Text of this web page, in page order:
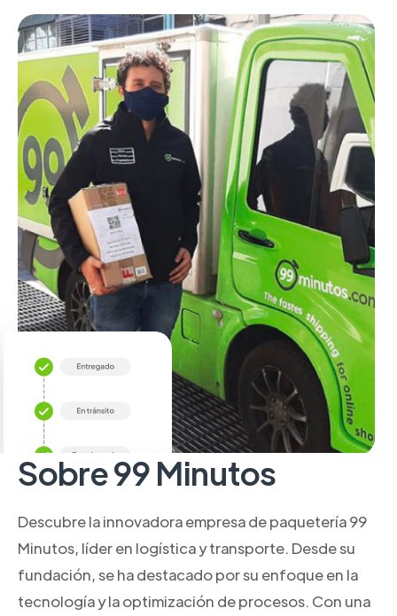
Sobre 99 Minutos
Descubre la innovadora empresa de paquetería 99
Minutos, líder en logística y transporte. Desde su
fundación, se ha destacado por su enfoque en la
tecnología y la optimización de procesos. Con una